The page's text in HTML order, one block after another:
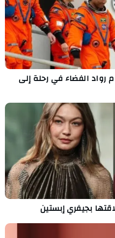
الفضاء في رحلة إلى
بجيفري إبستين